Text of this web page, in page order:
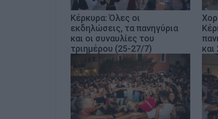
Κέρκυρα: Όλες οι
εκδηλώσεις, τα πανηγύρια
και οι συναυλίες του
τριημέρου (25-27/7)
και